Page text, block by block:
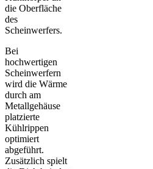
die Oberfläche
des
Scheinwerfers.
Bei
hochwertigen
Scheinwerfern
wird die Wärme
durch am
Metallgehäuse
platzierte
Kühlrippen
optimiert
abgeführt.
Zusätzlich spielt